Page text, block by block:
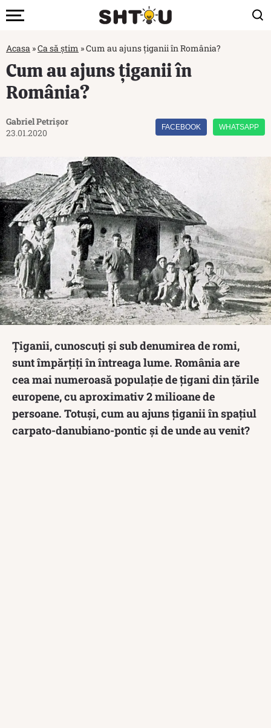
Acasa »Ca să știm »Cum au ajuns țiganii în România?
Cum au ajuns țiganii în
România?
Gabriel Petrișor
23.01.2020
FACEBOOK WHATSAPP
Țiganii, cunoscuți și sub denumirea de romi,
sunt împărțiți în întreaga lume. România are
cea mai numeroasă populație de țigani din țările
europene, cu aproximativ 2 milioane de
persoane. Totuși, cum au ajuns țiganii în spațiul
carpato-danubiano-pontic și de unde au venit?